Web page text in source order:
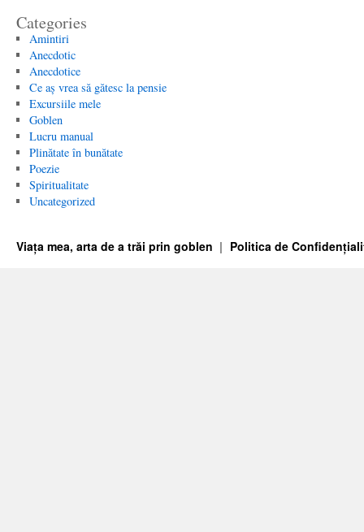
Categories
Amintiri
Anecdotic
Anecdotice
Ce aș vrea să gătesc la pensie
Excursiile mele
Goblen
Lucru manual
Plinătate în bunătate
Poezie
Spiritualitate
Uncategorized
Viața mea, arta de a trăi prin goblen Politica de